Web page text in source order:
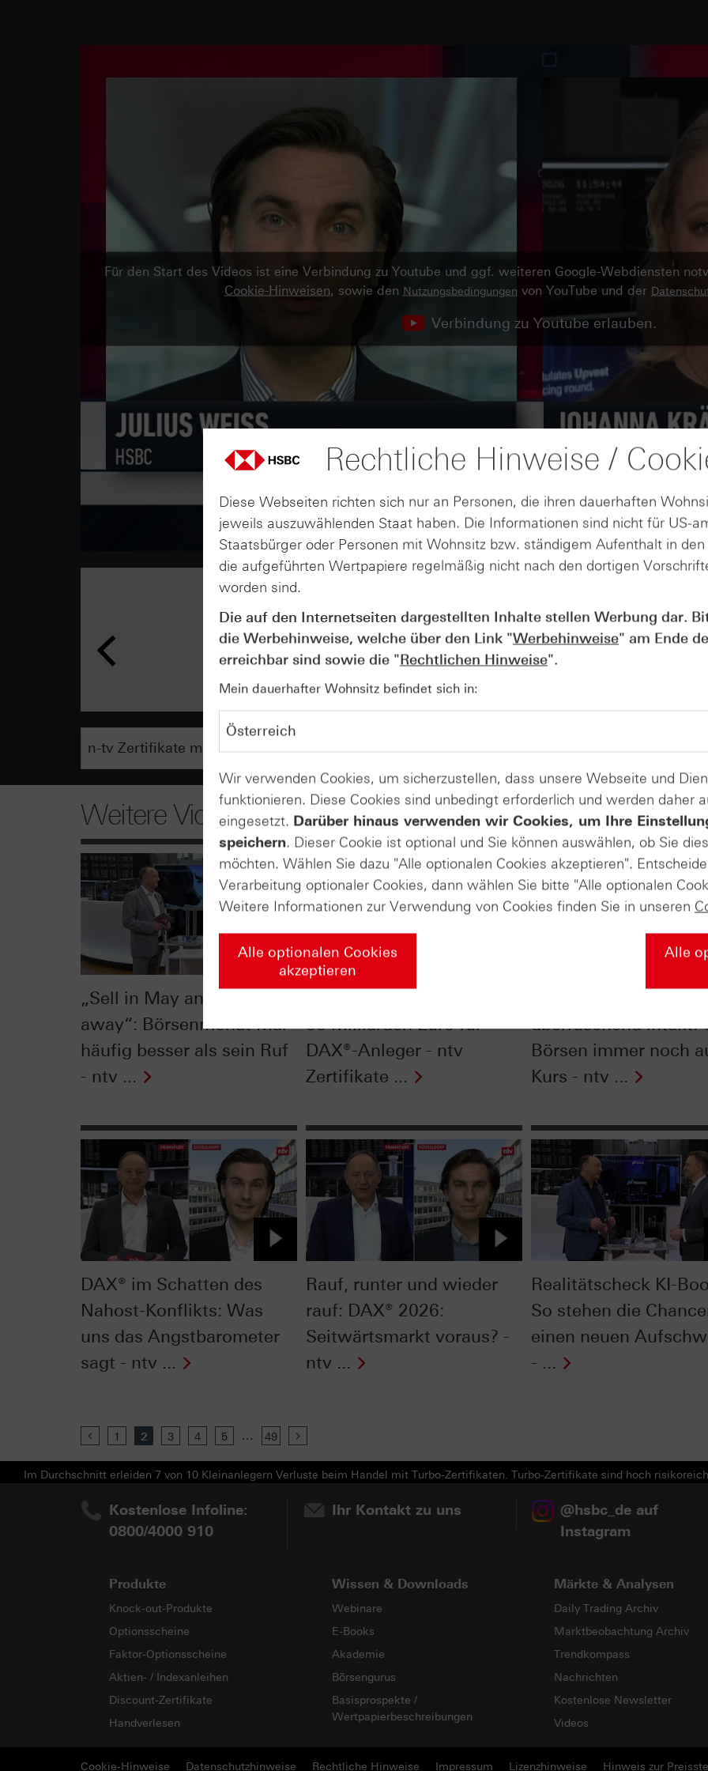
Für den Start des Videos ist eine Verbindung zu Youtube und ggf. weiteren Google-Webdiensten
Cookie-Hinweisen, sowie den Nutzungsbedingungen von YouTube und der
Verbindung zu Youtube erlauben.
AUGUST
04
Der Blick ins Kleingedruckte:
Kündigungen bei Derivaten -
vom 04.08.2026
Weitere Videos
„Sell in May and go
away“: Börsenmonat Mai
häufig besser als sein Ruf
- ntv ...
55 Milliarden Euro für
DAX®-Anleger - ntv
Zertifikate ...
überraschend intakt:
Börsen immer noch
Kurs - ntv ...
DAX® im Schatten des
Nahost-Konflikts: Was
uns das Angstbarometer
sagt - ntv ...
Rauf, runter und wieder
rauf: DAX® 2026:
Seitwärtsmarkt voraus? -
ntv ...
Realitätscheck KI-
So stehen die
einen neuen
- ...
Previous
1 2 3 4 5 ... 49
Im Durchschnitt erleiden 7 von 10 Kleinanlegern Verluste beim Handel mit Turbo-Zertifikaten. Turbo-Zertifikate sind hoch
Kostenlose Infoline:
0800/4000 910
Ihr Kontakt zu uns
@hsbc_de auf
Instagram
Produkte
Knock-out-Produkte
Optionsscheine
Faktor-Optionsscheine
Aktien- / Indexanleihen
Discount-Zertifikate
Handverlesen
Wissen & Downloads
Webinare
E-Books
Akademie
Börsengurus
Basisprospekte /
Wertpapierbeschreibungen
Märkte & Analysen
Daily Trading Archiv
Marktbeobachtung Archiv
Trendkompass
Nachrichten
Kostenlose Newsletter
Videos
Cookie-Hinweise Datenschutzhinweise Rechtliche Hinweise Impressum Lizenzhinweise Hinweis zur
Rechtliche Hinweise /
Diese Webseiten richten sich nur an Personen, die ihren dauerhaften
jeweils auszuwählenden Staat haben. Die Informationen sind nicht für US-
Staatsbürger oder Personen mit Wohnsitz bzw. ständigem Aufenthalt in
die aufgeführten Wertpapiere regelmäßig nicht nach den dortigen
worden sind.
Die auf den Internetseiten dargestellten Inhalte stellen Werbung dar.
die Werbehinweise, welche über den Link "Werbehinweise" am Ende
erreichbar sind sowie die "Rechtlichen Hinweise".
Mein dauerhafter Wohnsitz befindet sich in:
Wir verwenden Cookies, um sicherzustellen, dass unsere Webseite und
funktionieren. Diese Cookies sind unbedingt erforderlich und werden daher
eingesetzt. Darüber hinaus verwenden wir Cookies, um Ihre
speichern. Dieser Cookie ist optional und Sie können auswählen, ob Sie
möchten. Wählen Sie dazu "Alle optionalen Cookies akzeptieren".
Verarbeitung optionaler Cookies, dann wählen Sie bitte "Alle optionalen
Weitere Informationen zur Verwendung von Cookies finden Sie in unseren
Alle optionalen Cookies
akzeptieren
Alle